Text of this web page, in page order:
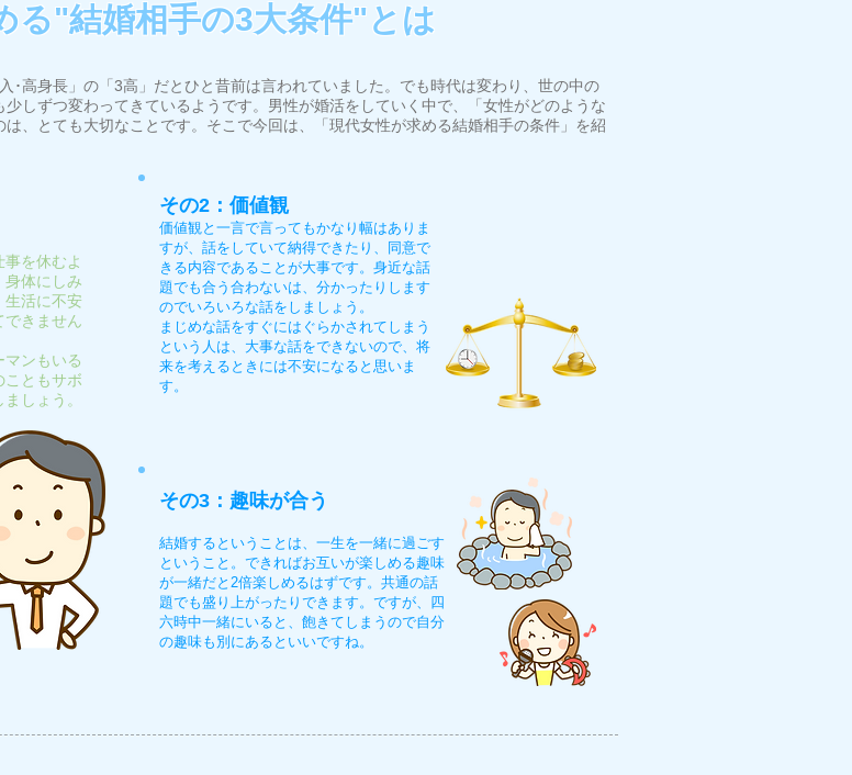
る"結婚相手の3大条件"とは
･高身長」の「3高」だとひと昔前は言われていました。でも時代は変わり、世の中の
しずつ変わってきているようです。男性が婚活をしていく中で、「女性がどのような
、とても大切なことです。そこで今回は、「現代女性が求める結婚相手の条件」を紹
を休むよ
身体にしみ
生活に不安
できません
ンもいる
こともサボ
しょう。
その2：価値観
価値観と一言で言ってもかなり幅はありま
すが、話をしていて納得できたり、同意で
きる内容であることが大事です。身近な話
題でも合う合わないは、分かったりします
のでいろいろな話をしましょう。
まじめな話をすぐにはぐらかされてしまう
という人は、大事な話をできないので、将
来を考えるときには不安になると思いま
す。
その3：趣味が合う
結婚するということは、一生を一緒に過ごす
ということ。できればお互いが楽しめる趣味
が一緒だと2倍楽しめるはずです。共通の話
題でも盛り上がったりできます。ですが、四
六時中一緒にいると、飽きてしまうので自分
の趣味も別にあるといいですね。